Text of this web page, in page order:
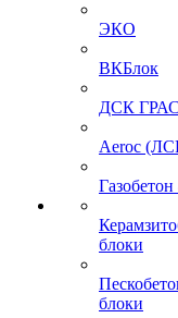
ЭКО
ВКБлок
ДСК ГРАС
Aeroc
Газобетон
блоки
блоки